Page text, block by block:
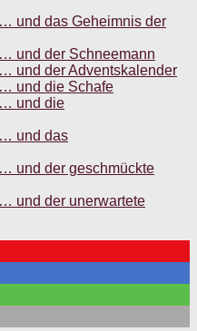
und das Geheimnis der
und der Schneemann
und der Adventskalender
und die Schafe
und die
und das
und der geschmückte
und der unerwartete